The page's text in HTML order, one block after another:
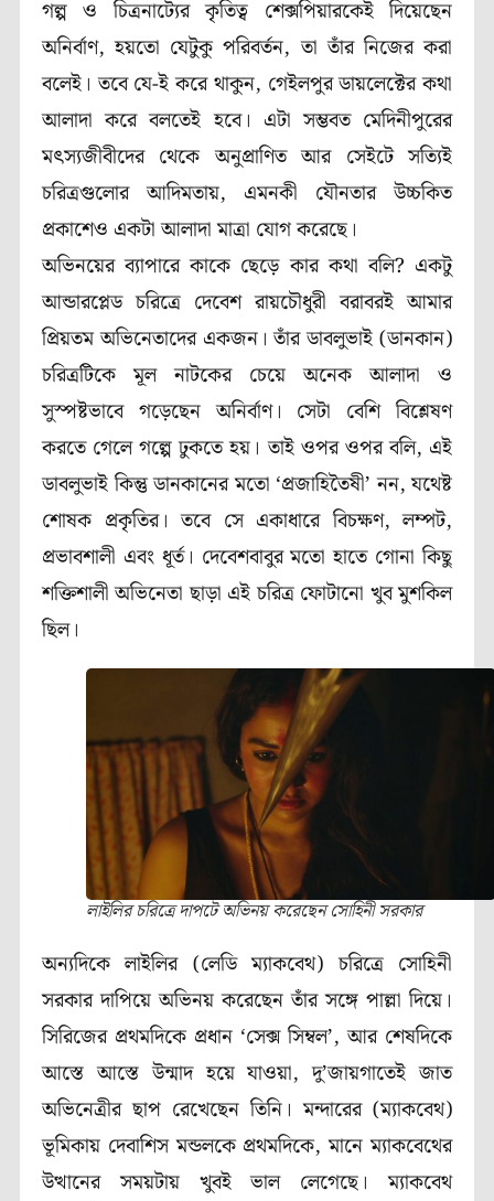
গল্প ও চিত্রনাট্যের কৃতিত্ব শেক্সপিয়ারকেই দিয়েছেন
অনির্বাণ, হয়তো যেটুকু পরিবর্তন, তা তাঁর নিজের করা
বলেই। তবে যে-ই করে থাকুন, গেইলপুর ডায়লেক্টের কথা
আলাদা করে বলতেই হবে। এটা সম্ভবত মেদিনীপুরের
মৎস্যজীবীদের থেকে অনুপ্রাণিত আর সেইটে সত্যিই
চরিত্রগুলোর আদিমতায়, এমনকী যৌনতার উচ্চকিত
প্রকাশেও একটা আলাদা মাত্রা যোগ করেছে।
অভিনয়ের ব্যাপারে কাকে ছেড়ে কার কথা বলি? একটু
আন্ডারপ্লেড চরিত্রে দেবেশ রায়চৌধুরী বরাবরই আমার
প্রিয়তম অভিনেতাদের একজন। তাঁর ডাবলুভাই (ডানকান)
চরিত্রটিকে মূল নাটকের চেয়ে অনেক আলাদা ও
সুস্পষ্টভাবে গড়েছেন অনির্বাণ। সেটা বেশি বিশ্লেষণ
করতে গেলে গল্পে ঢুকতে হয়। তাই ওপর ওপর বলি, এই
ডাবলুভাই কিন্তু ডানকানের মতো ‘প্রজাহিতৈষী’ নন, যথেষ্ট
শোষক প্রকৃতির। তবে সে একাধারে বিচক্ষণ, লম্পট,
প্রভাবশালী এবং ধূর্ত। দেবেশবাবুর মতো হাতে গোনা কিছু
শক্তিশালী অভিনেতা ছাড়া এই চরিত্র ফোটানো খুব মুশকিল
ছিল।
লাইলির চরিত্রে দাপটে অভিনয় করেছেন সোহিনী সরকার
অন্যদিকে লাইলির (লেডি ম্যাকবেথ) চরিত্রে সোহিনী
সরকার দাপিয়ে অভিনয় করেছেন তাঁর সঙ্গে পাল্লা দিয়ে।
সিরিজের প্রথমদিকে প্রধান ‘সেক্স সিম্বল’, আর শেষদিকে
আস্তে আস্তে উন্মাদ হয়ে যাওয়া, দু’জায়গাতেই জাত
অভিনেত্রীর ছাপ রেখেছেন তিনি। মন্দারের (ম্যাকবেথ)
ভূমিকায় দেবাশিস মন্ডলকে প্রথমদিকে, মানে ম্যাকবেথের
উত্থানের সময়টায় খুবই ভাল লেগেছে। ম্যাকবেথ